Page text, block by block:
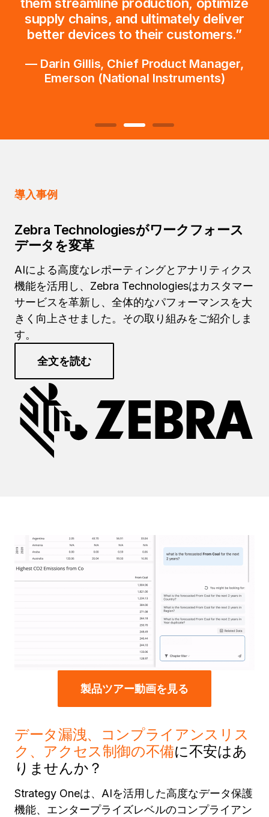
supply chains, and ultimately deliver
better devices to their customers.”
— Darin Gillis, Chief Product Manager,
Emerson (National Instruments)
導入事例
Zebra Technologiesがワークフォース
データを変革
AIによる高度なレポーティングとアナリティクス
機能を活用し、Zebra Technologiesはカスタマー
サービスを革新し、全体的なパフォーマンスを大
きく向上させました。その取り組みをご紹介しま
す。
全文を読む
製品ツアー動画を見る
データ漏洩、コンプライアンスリス
ク、アクセス制御の不備に不安はあ
りませんか？
Strategy Oneは、AIを活用した高度なデータ保護
機能、エンタープライズレベルのコンプライアン